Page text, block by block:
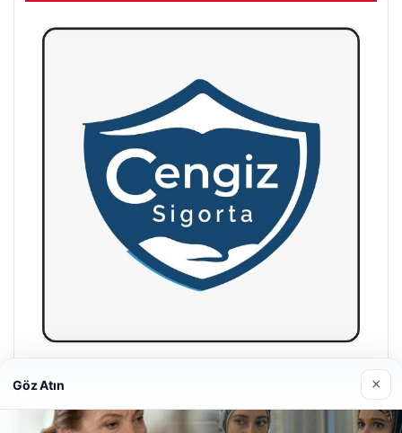
Cengiz Sigorta
Göz Atın ×